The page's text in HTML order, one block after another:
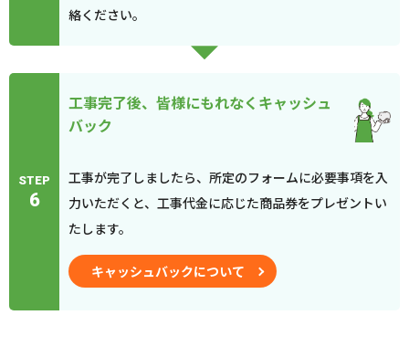
絡ください。
STEP
6
工事完了後、皆様にもれなくキャッシュ
バック
工事が完了しましたら、所定のフォームに必要事項を入
力いただくと、工事代金に応じた商品券をプレゼントい
たします。
キャッシュバックについて